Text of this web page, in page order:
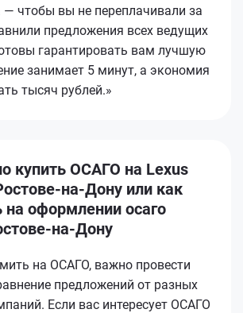
чтобы вы не переплачивали за
предложения всех ведущих
гарантировать вам лучшую
занимает 5 минут, а экономия
тысяч рублей.»
купить ОСАГО на Lexus
на-Дону или как
на оформлении осаго
на-Дону
на ОСАГО, важно провести
предложений от разных
Если вас интересует ОСАГО